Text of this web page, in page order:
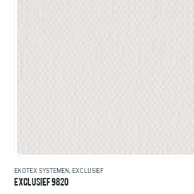
EKOTEX SYSTEMEN, EXCLUSIEF
EXCLUSIEF 9820